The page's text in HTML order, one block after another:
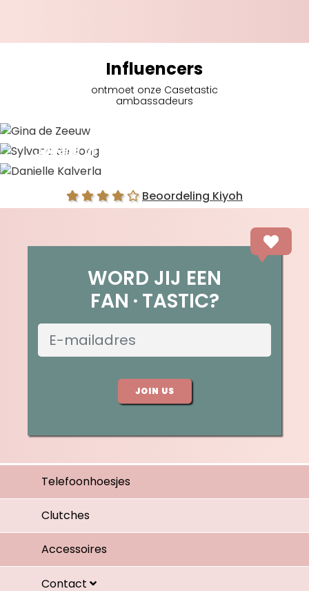
Influencers
ontmoet onze Casetastic
ambassadeurs
Sylvana de Jong
Beoordeling Kiyoh
WORD JIJ EEN
FAN TASTIC?
JOIN US
Telefoonhoesjes
Clutches
Accessoires
Contact